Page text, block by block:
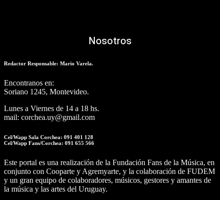
Nosotros
Redactor Responsable: Mario Varela.
Encontranos en:
Soriano 1245, Montevideo.
Lunes a Viernes de 14 a 18 hs.
mail: corchea.uy@gmail.com
Cel/Wapp Sala Corchea: 091 401 128
Cel/Wapp Fans/Corchea: 091 655 566
Este portal es una realización de la Fundación Fans de la Música, en
conjunto con Cooparte y Agremyarte, y la colaboración de FUDEM
y un gran equipo de colaboradores, músicos, gestores y amantes de
la música y las artes del Uruguay.